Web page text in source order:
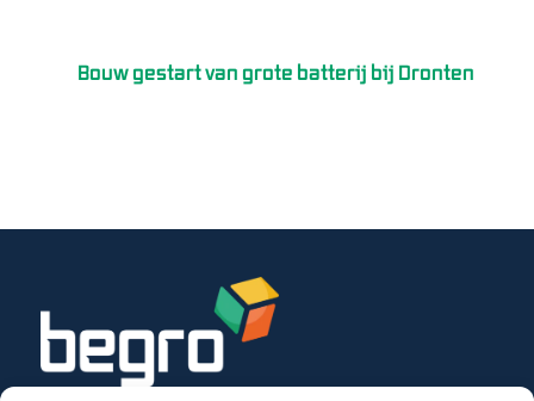
Bouw gestart van grote batterij bij Dronten